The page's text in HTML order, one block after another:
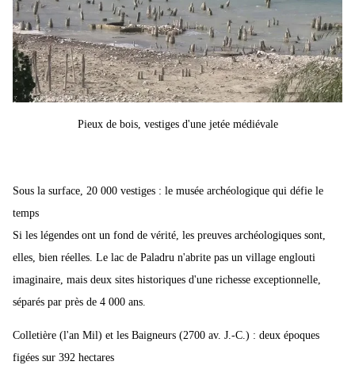
Pieux de bois, vestiges d'une jetée médiévale
Sous la surface, 20 000 vestiges : le musée archéologique qui défie le
temps
Si les légendes ont un fond de vérité, les preuves archéologiques sont,
elles, bien réelles. Le lac de Paladru n'abrite pas un village englouti
imaginaire, mais deux sites historiques d'une richesse exceptionnelle,
séparés par près de 4 000 ans.
Colletière (l'an Mil) et les Baigneurs (2700 av. J.-C.) : deux époques
figées sur 392 hectares